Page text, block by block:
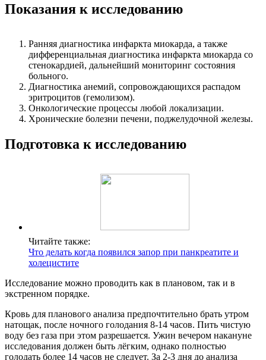
Показания к исследованию
Ранняя диагностика инфаркта миокарда, а также
дифференциальная диагностика инфаркта миокарда со
стенокардией, дальнейший мониторинг состояния
больного.
Диагностика анемий, сопровождающихся распадом
эритроцитов (гемолизом).
Онкологические процессы любой локализации.
Хронические болезни печени, поджелудочной железы.
Подготовка к исследованию
Читайте также:
Что делать когда появился запор при панкреатите и
холецистите
Исследование можно проводить как в плановом, так и в
экстренном порядке.
Кровь для планового анализа предпочтительно брать утром
натощак, после ночного голодания 8-14 часов. Пить чистую
воду без газа при этом разрешается. Ужин вечером накануне
исследования должен быть лёгким, однако полностью
голодать более 14 часов не следует. За 2-3 дня до анализа